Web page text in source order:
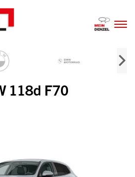
118d F70